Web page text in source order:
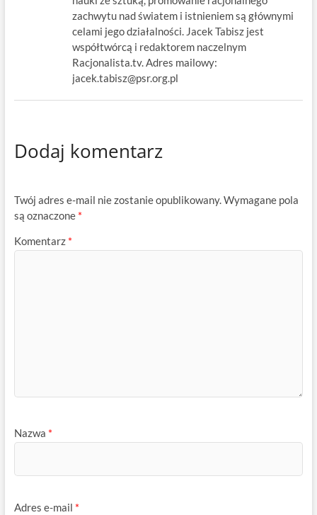
zachwytu nad światem i istnieniem są głównymi
celami jego działalności. Jacek Tabisz jest
współtwórcą i redaktorem naczelnym
Racjonalista.tv. Adres mailowy:
jacek.tabisz@psr.org.pl
Dodaj komentarz
Twój adres e-mail nie zostanie opublikowany.Wymagane pola
są oznaczone *
Komentarz *
Nazwa *
Adres e-mail *